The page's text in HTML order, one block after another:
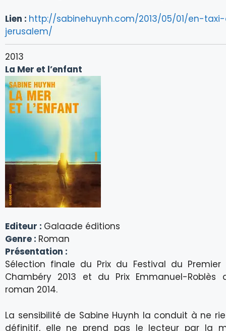
Lien : http://sabinehuynh.com/2013/05/01/en-
jerusalem/
2013
La Mer et l’enfant
Editeur : Galaade éditions
Genre : Roman
Présentation :
Sélection finale du Prix du Festival du Premier
Chambéry 2013 et du Prix Emmanuel-Roblès
roman 2014.
La sensibilité de Sabine Huynh la conduit à ne
définitif, elle ne prend pas le lecteur par la